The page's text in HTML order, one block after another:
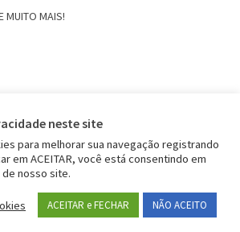
MUITO MAIS!
neste site
para melhorar sua navegação registrando
em ACEITAR, você está consentindo em
nosso site.
ACEITAR e FECHAR NÃO ACEITO